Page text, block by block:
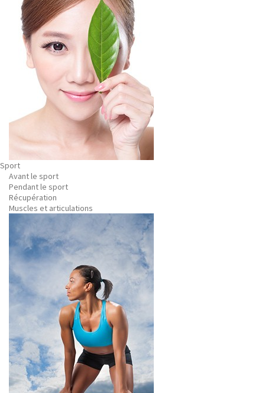
Sport
Avant le sport
Pendant le sport
Récupération
Muscles et articulations